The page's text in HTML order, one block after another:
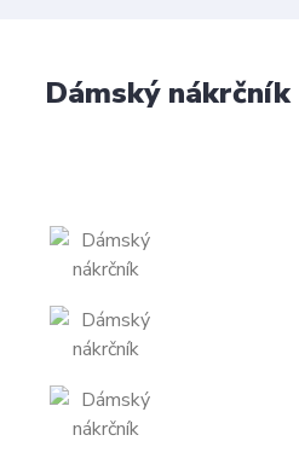
Dámský nákrčník